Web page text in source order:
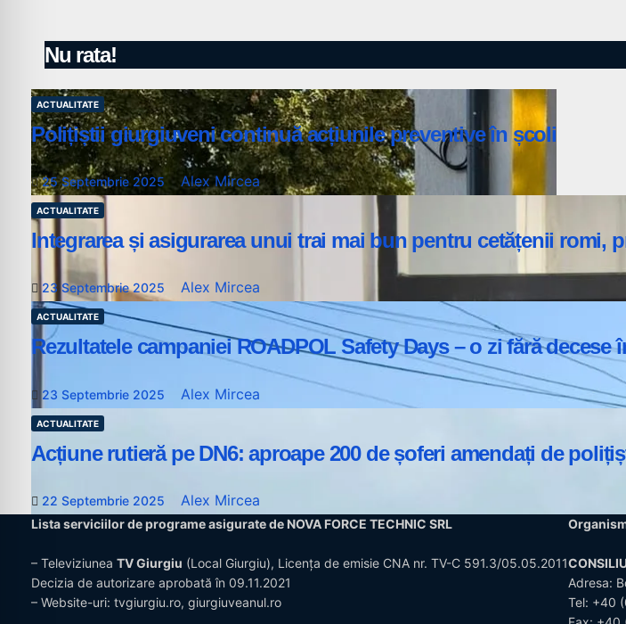
Nu rata!
ACTUALITATE
Polițiștii giurgiuveni continuă acțiunile preventive în școli
25 Septembrie 2025 Alex Mircea
ACTUALITATE
Integrarea și asigurarea unui trai mai bun pentru cetățenii
23 Septembrie 2025 Alex Mircea
ACTUALITATE
Rezultatele campaniei ROADPOL Safety Days – o zi fără decese
23 Septembrie 2025 Alex Mircea
ACTUALITATE
Acțiune rutieră pe DN6: aproape 200 de șoferi amendați de
22 Septembrie 2025 Alex Mircea
Lista serviciilor de programe asigurate de NOVA FORCE TECHNIC SRL
– Televiziunea TV Giurgiu (Local Giurgiu), Licența de emisie CNA nr. TV-C 591.3/05.05.2011
Decizia de autorizare aprobată în 09.11.2021
– Website-uri: tvgiurgiu.ro, giurgiuveanul.ro
Adresa:
Tel: +40